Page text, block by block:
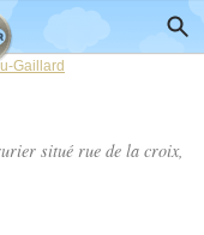
Gaillard
situé rue de la croix,